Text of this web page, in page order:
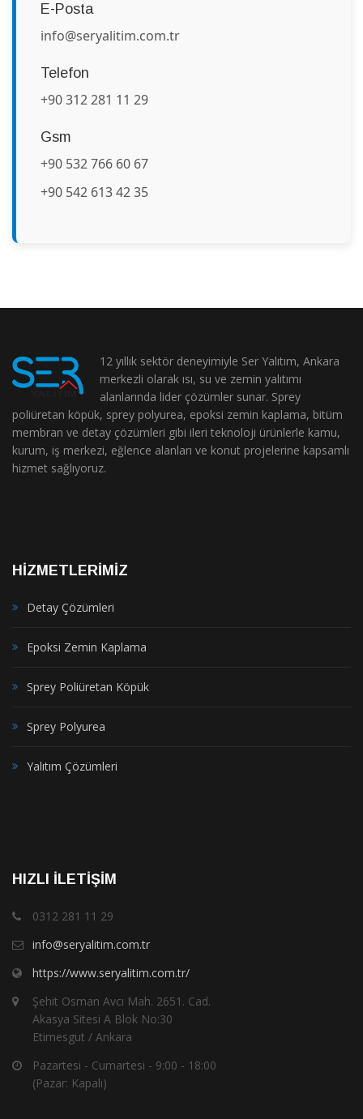
E-Posta
info@seryalitim.com.tr
Telefon
+90 312 281 11 29
Gsm
+90 532 766 60 67
+90 542 613 42 35
12 yıllık sektör deneyimiyle Ser Yalıtım, Ankara
merkezli olarak ısı, su ve zemin yalıtımı
alanlarında lider çözümler sunar. Sprey
poliüretan köpük, sprey polyurea, epoksi zemin kaplama, bitüm
membran ve detay çözümleri gibi ileri teknoloji ürünlerle kamu,
kurum, iş merkezi, eğlence alanları ve konut projelerine kapsamlı
hizmet sağlıyoruz.
HİZMETLERİMİZ
Detay Çözümleri
Epoksi Zemin Kaplama
Sprey Poliüretan Köpük
Sprey Polyurea
Yalıtım Çözümleri
HIZLI İLETIŞIM
0312 281 11 29
info@seryalitim.com.tr
https://www.seryalitim.com.tr/
Şehit Osman Avcı Mah. 2651. Cad.
Akasya Sitesi A Blok No:30
Etimesgut / Ankara
Pazartesi - Cumartesi - 9:00 - 18:00
(Pazar: Kapalı)